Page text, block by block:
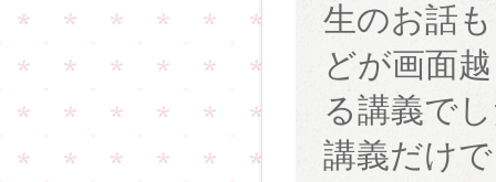
生のお話
どが画面
る講義で
講義だけ